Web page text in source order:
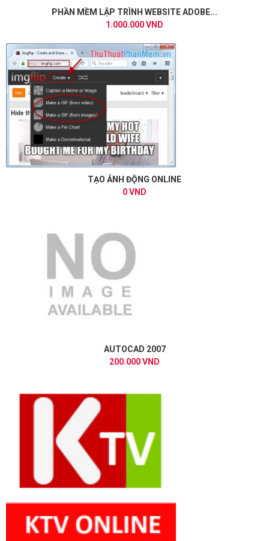
PHẦN MỀM LẬP TRÌNH WEBSITE ADOBE...
1.000.000 VND
TẠO ẢNH ĐỘNG ONLINE
0 VND
AUTOCAD 2007
200.000 VND